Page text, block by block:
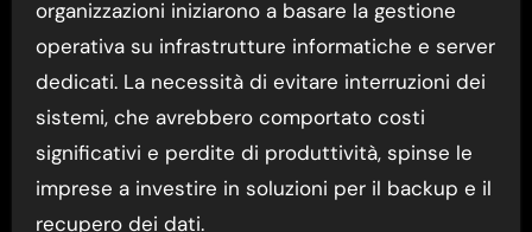
organizzazioni iniziarono a basare la gestione
operativa su infrastrutture informatiche e server
dedicati. La necessità di evitare interruzioni dei
sistemi, che avrebbero comportato costi
significativi e perdite di produttività, spinse le
imprese a investire in soluzioni per il backup e il
recupero dei dati.